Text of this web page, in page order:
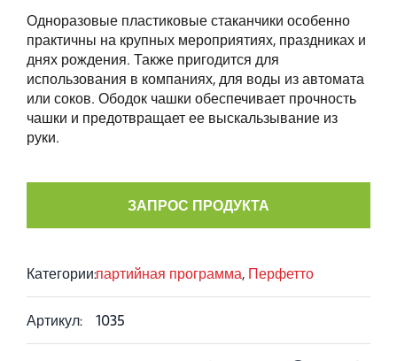
Одноразовые пластиковые стаканчики особенно
практичны на крупных мероприятиях, праздниках и
днях рождения. Также пригодится для
использования в компаниях, для воды из автомата
или соков. Ободок чашки обеспечивает прочность
чашки и предотвращает ее выскальзывание из
руки.
ЗАПРОС ПРОДУКТА
Категории:партийная программа,Перфетто
Артикул: 1035